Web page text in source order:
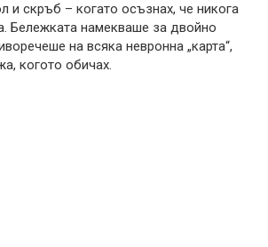
и скръб – когато осъзнах, че никога
Бележката намекваше за двойно
на всяка невронна „карта“,
когото обичах.